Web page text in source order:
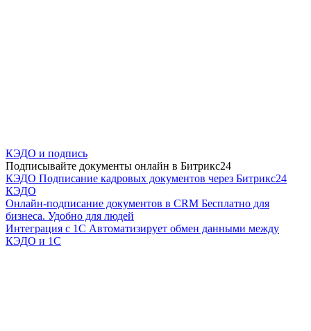
КЭДО и подпись
Подписывайте документы онлайн в Битрикс24
КЭДО Подписание кадровых документов через Битрикс24
КЭДО
Онлайн-подписание документов в CRM Бесплатно для
бизнеса. Удобно для людей
Интеграция с 1С Автоматизирует обмен данными между
КЭДО и 1С